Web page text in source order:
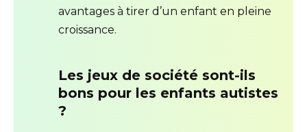
avantages à tirer d’un enfant en pleine
croissance.
Les jeux de société sont-ils
bons pour les enfants autistes
?